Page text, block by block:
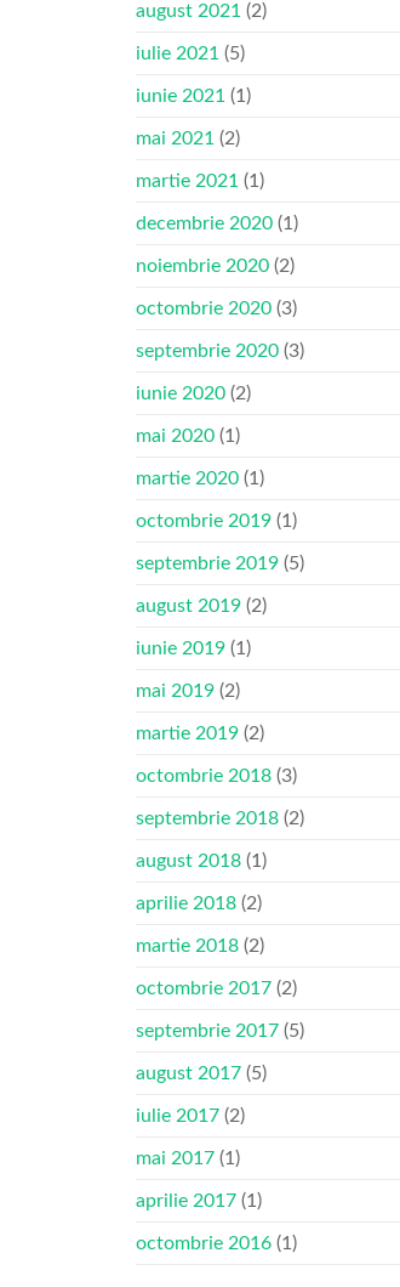
august 2021 (2)
iulie 2021 (5)
iunie 2021 (1)
mai 2021 (2)
martie 2021 (1)
decembrie 2020 (1)
noiembrie 2020 (2)
octombrie 2020 (3)
septembrie 2020 (3)
iunie 2020 (2)
mai 2020 (1)
martie 2020 (1)
octombrie 2019 (1)
septembrie 2019 (5)
august 2019 (2)
iunie 2019 (1)
mai 2019 (2)
martie 2019 (2)
octombrie 2018 (3)
septembrie 2018 (2)
august 2018 (1)
aprilie 2018 (2)
martie 2018 (2)
octombrie 2017 (2)
septembrie 2017 (5)
august 2017 (5)
iulie 2017 (2)
mai 2017 (1)
aprilie 2017 (1)
octombrie 2016 (1)